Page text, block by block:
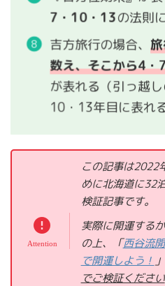
7・10・13の法則
吉方旅行の場合、
数え、そこから4
が表れる（引っ越
10・13年目に表れ
この記事は2022
めに北海道に32
検証記事です。
実際に開運する
の上、「西谷流
で開運しよう！
でご検証ください